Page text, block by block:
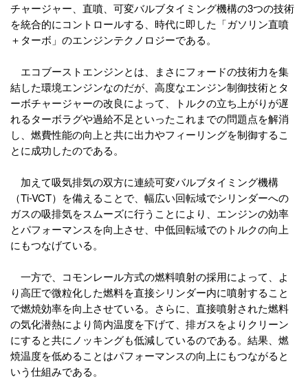
チャージャー、直噴、可変バルブタイミング機構の3つの技術
を統合的にコントロールする、時代に即した「ガソリン直噴
＋ターボ」のエンジンテクノロジーである。
エコブーストエンジンとは、まさにフォードの技術力を集
結した環境エンジンなのだが、高度なエンジン制御技術とタ
ーボチャージャーの改良によって、トルクの立ち上がりが遅
れるターボラグや過給不足といったこれまでの問題点を解消
し、燃費性能の向上と共に出力やフィーリングを制御するこ
とに成功したのである。
加えて吸気排気の双方に連続可変バルブタイミング機構
（Ti-VCT）を備えることで、幅広い回転域でシリンダーへの
ガスの吸排気をスムーズに行うことにより、エンジンの効率
とパフォーマンスを向上させ、中低回転域でのトルクの向上
にもつなげている。
一方で、コモンレール方式の燃料噴射の採用によって、よ
り高圧で微粒化した燃料を直接シリンダー内に噴射すること
で燃焼効率を向上させている。さらに、直接噴射された燃料
の気化潜熱により筒内温度を下げて、排ガスをよりクリーン
にすると共にノッキングも低減しているのである。結果、燃
焼温度を低めることはパフォーマンスの向上にもつながると
いう仕組みである。